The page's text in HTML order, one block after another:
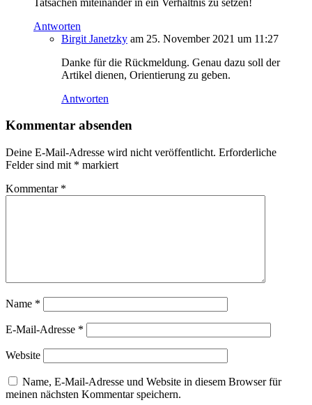
Antworten
Birgit Janetzky am 25. November 2021 um 11:27
Danke für die Rückmeldung. Genau dazu soll der
Artikel dienen, Orientierung zu geben.
Antworten
Kommentar absenden
Deine E-Mail-Adresse wird nicht veröffentlicht. Erforderliche
Felder sind mit * markiert
Kommentar *
Name *
E-Mail-Adresse *
Website
Name, E-Mail-Adresse und Website in diesem Browser für
meinen nächsten Kommentar speichern.